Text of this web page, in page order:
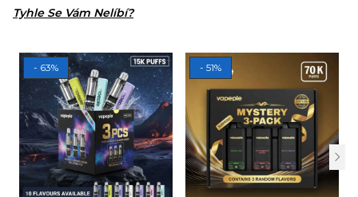
Tyhle Se Vám Nelíbí?
- 63% - 51%